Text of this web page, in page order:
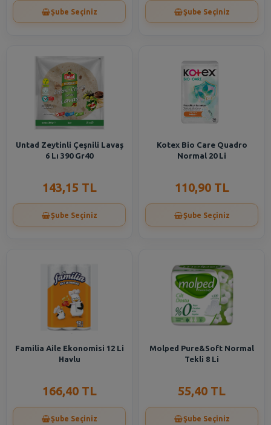
Şube Seçiniz Şube Seçiniz
Untad Zeytinli Çeşnili Lavaş
6 Lı 390 Gr40
143,15 TL
Şube Seçiniz
Kotex Bio Care Quadro
Normal 20 Li
110,90 TL
Şube Seçiniz
Familia Aile Ekonomisi 12 Li
Havlu
166,40 TL
Şube Seçiniz
Molped Pure&Soft Normal
Tekli 8 Li
55,40 TL
Şube Seçiniz